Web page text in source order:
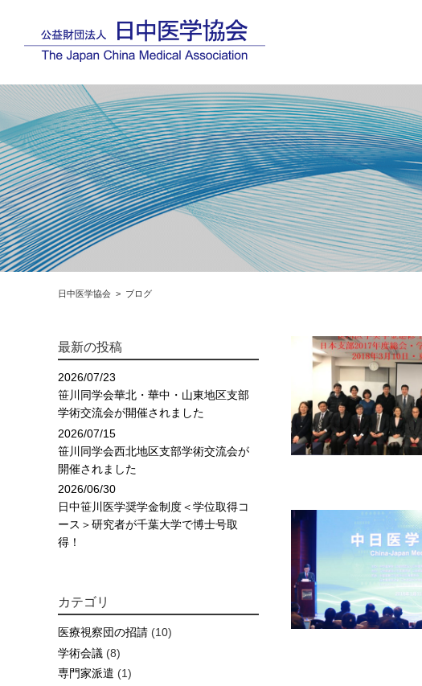
日中医学協会 ブログ
最新の投稿
2026/07/23
笹川同学会華北・華中・山東地区支部
学術交流会が開催されました
2026/07/15
笹川同学会西北地区支部学術交流会が
開催されました
2026/06/30
日中笹川医学奨学金制度＜学位取得コ
ース＞研究者が千葉大学で博士号取
得！
カテゴリ
医療視察団の招請 (10)
学術会議 (8)
専門家派遣 (1)